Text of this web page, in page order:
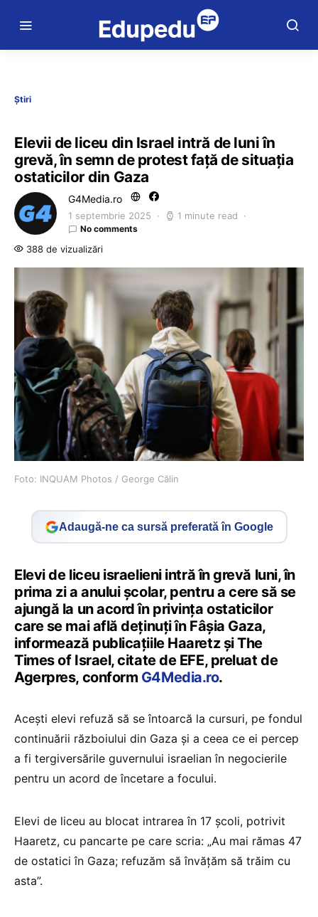
Știri
Elevii de liceu din Israel intră de luni în
grevă, în semn de protest faţă de situaţia
ostaticilor din Gaza
G4Media.ro
1 septembrie 2025 1 minute read
No comments
388 de vizualizări
Foto: INQUAM Photos / George Călin
Adaugă-ne ca sursă preferată în Google
Elevi de liceu israelieni intră în grevă luni, în
prima zi a anului şcolar, pentru a cere să se
ajungă la un acord în privinţa ostaticilor
care se mai află deţinuţi în Fâşia Gaza,
informează publicațiile Haaretz şi The
Times of Israel, citate de EFE, preluat de
Agerpres, conform G4Media.ro.
Aceşti elevi refuză să se întoarcă la cursuri, pe fondul
continuării războiului din Gaza şi a ceea ce ei percep
a fi tergiversările guvernului israelian în negocierile
pentru un acord de încetare a focului.
Elevi de liceu au blocat intrarea în 17 şcoli, potrivit
Haaretz, cu pancarte pe care scria: „Au mai rămas 47
de ostatici în Gaza; refuzăm să învăţăm să trăim cu
asta”.